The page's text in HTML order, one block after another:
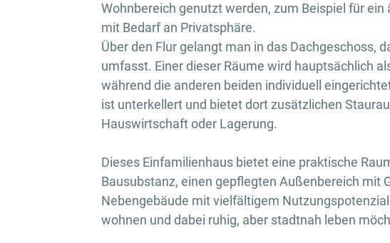
Wohnbereich genutzt werden, zum Beispiel für ein
mit Bedarf an Privatsphäre.
Über den Flur gelangt man in das Dachgeschoss,
umfasst. Einer dieser Räume wird hauptsächlich
während die anderen beiden individuell
ist unterkellert und bietet dort zusätzlichen
Hauswirtschaft oder Lagerung.
Dieses Einfamilienhaus bietet eine praktische
Bausubstanz, einen gepflegten Außenbereich mit
Nebengebäude mit vielfältigem
wohnen und dabei ruhig, aber stadtnah leben